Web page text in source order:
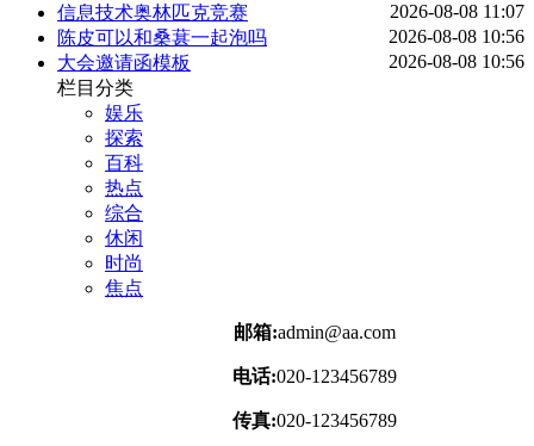
信息技术奥林匹克竞赛
2026-08-08 11:07
陈皮可以和桑葚一起泡吗
2026-08-08 10:56
大会邀请函模板
2026-08-08 10:56
栏目分类
娱乐
探索
百科
热点
综合
休闲
时尚
焦点
邮箱:admin@aa.com
电话:020-123456789
传真:020-123456789